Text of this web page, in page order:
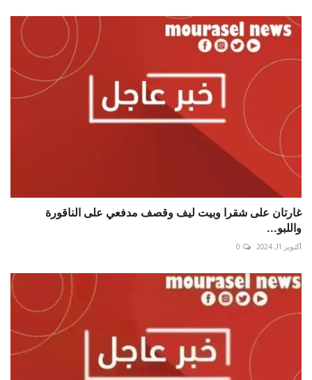
غارتان على شقرا وبيت ليف وقصف مدفعي على الناقورة
واللبو...
أكتوبر 11, 2024 0